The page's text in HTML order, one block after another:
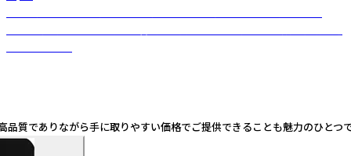
質でありながら手に取りやすい価格でご提供できることも魅力のひとつで